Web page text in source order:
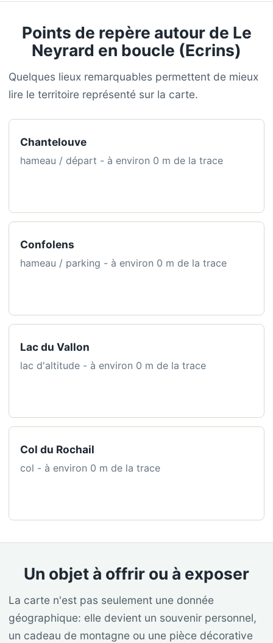
Points de repère autour de Le
Neyrard en boucle (Ecrins)
Quelques lieux remarquables permettent de mieux
lire le territoire représenté sur la carte.
Chantelouve
hameau / départ - à environ 0 m de la trace
Confolens
hameau / parking - à environ 0 m de la trace
Lac du Vallon
lac d'altitude - à environ 0 m de la trace
Col du Rochail
col - à environ 0 m de la trace
Un objet à offrir ou à exposer
La carte n'est pas seulement une donnée
géographique: elle devient un souvenir personnel,
un cadeau de montagne ou une pièce décorative